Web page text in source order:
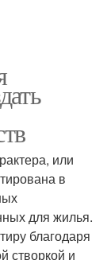
или
в
для жилья.
благодаря
створкой и